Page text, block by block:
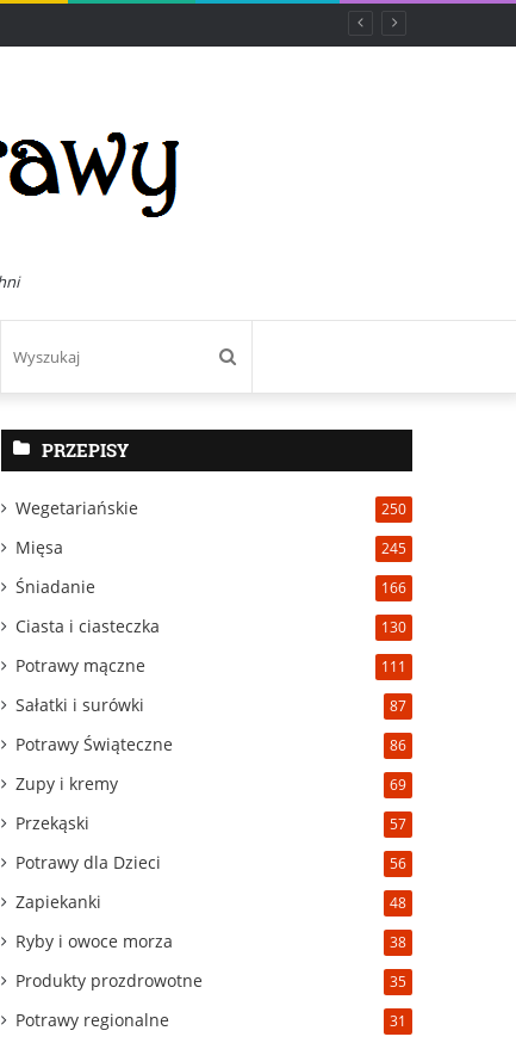
Wyszukaj
PRZEPISY
Wegetariańskie 250
Mięsa 245
Śniadanie 166
Ciasta i ciasteczka 130
Potrawy mączne 111
Sałatki i surówki 87
Potrawy Świąteczne 86
Zupy i kremy 69
Przekąski 57
Potrawy dla Dzieci 56
Zapiekanki 48
Ryby i owoce morza 38
Produkty prozdrowotne 35
Potrawy regionalne 31